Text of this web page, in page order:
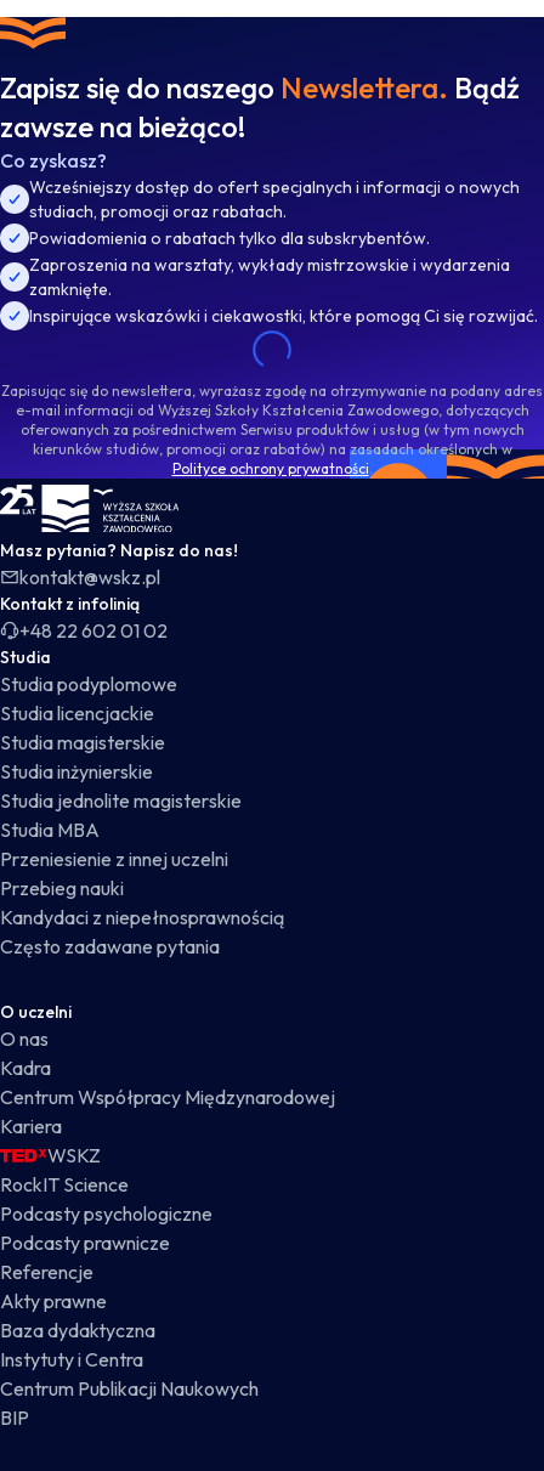
Zapisz się do naszego Newslettera. Bądź
zawsze na bieżąco!
Co zyskasz?
Wcześniejszy dostęp do ofert specjalnych i informacji o nowych
studiach, promocji oraz rabatach.
Powiadomienia o rabatach tylko dla subskrybentów.
Zaproszenia na warsztaty, wykłady mistrzowskie i wydarzenia
zamknięte.
Inspirujące wskazówki i ciekawostki, które pomogą Ci się rozwijać.
Zapisując się do newslettera, wyrażasz zgodę na otrzymywanie na podany adres
e-mail informacji od Wyższej Szkoły Kształcenia Zawodowego, dotyczących
oferowanych za pośrednictwem Serwisu produktów i usług (w tym nowych
kierunków studiów, promocji oraz rabatów) na zasadach określonych w
Polityce ochrony prywatności.
WSKZ - strona główna
Masz pytania? Napisz do nas!
kontakt@wskz.pl
Kontakt z infolinią
+48 22 602 01 02
Studia
Studia podyplomowe
Studia licencjackie
Studia magisterskie
Studia inżynierskie
Studia jednolite magisterskie
Studia MBA
Przeniesienie z innej uczelni
Przebieg nauki
Kandydaci z niepełnosprawnością
Często zadawane pytania
O uczelni
O nas
Kadra
Centrum Współpracy Międzynarodowej
Kariera
WSKZ
RockIT Science
Podcasty psychologiczne
Podcasty prawnicze
Referencje
Akty prawne
Baza dydaktyczna
Instytuty i Centra
Centrum Publikacji Naukowych
BIP